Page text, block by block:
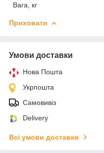
Вага, кг
Приховати
Умови доставки
Нова Пошта
Укрпошта
Самовивіз
Delivery
Всі умови доставки